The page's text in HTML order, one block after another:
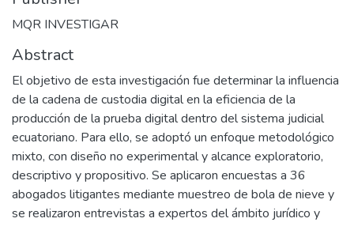
MQR INVESTIGAR
Abstract
El objetivo de esta investigación fue determinar la influencia
de la cadena de custodia digital en la eficiencia de la
producción de la prueba digital dentro del sistema judicial
ecuatoriano. Para ello, se adoptó un enfoque metodológico
mixto, con diseño no experimental y alcance exploratorio,
descriptivo y propositivo. Se aplicaron encuestas a 36
abogados litigantes mediante muestreo de bola de nieve y
se realizaron entrevistas a expertos del ámbito jurídico y